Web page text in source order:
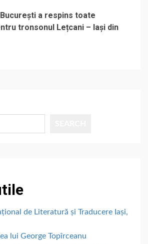
a respins toate
tronsonul Lețcani – Iași din
de Literatură și Traducere Iași,
lui George Topîrceanu